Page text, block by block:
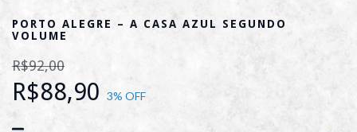
PORTO ALEGRE – A CASA AZUL SEGUNDO
VOLUME
R$92,00
R$88,90 3% OFF